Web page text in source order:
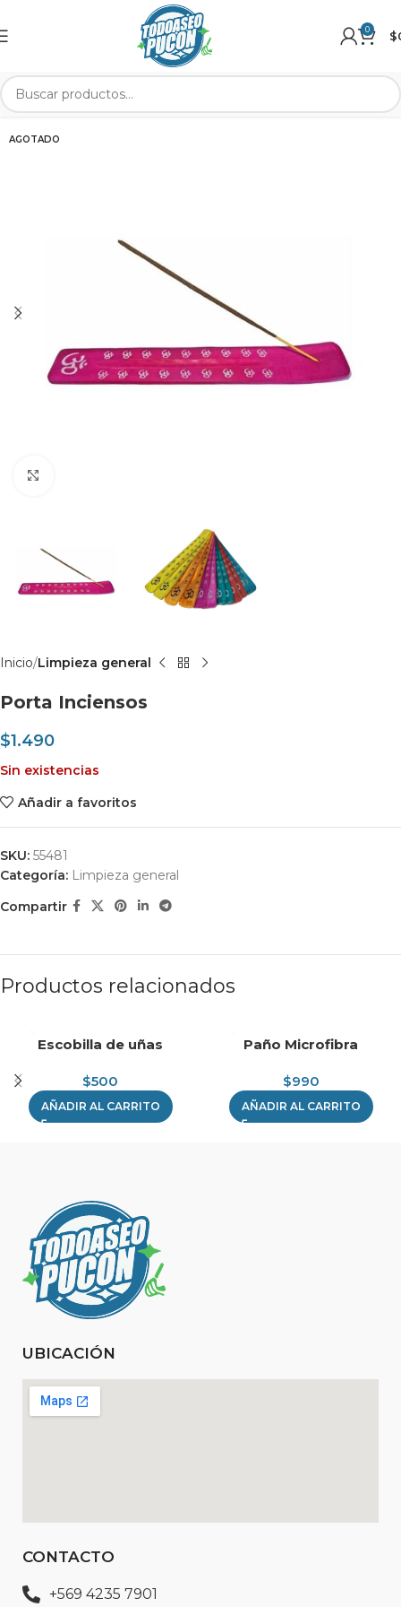
0 $
AGOTADO
Inicio Limpieza general
Porta Inciensos
$1.490
Sin existencias
Añadir a favoritos
SKU: 55481
Categoría: Limpieza general
Compartir
Productos relacionados
Escobilla de uñas
$500
AÑADIR AL CARRITO
Paño Microfibra
$990
AÑADIR AL CARRITO
UBICACIÓN
CONTACTO
+569 4235 7901